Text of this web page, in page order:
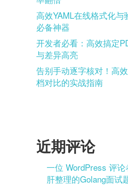
高效YAML在线格式化与
必备神器
开发者必看：高效搞定
与差异高亮
告别手动逐字核对！高
档对比的实战指南
近期评论
一位 WordPress 评论
肝整理的Golang面试